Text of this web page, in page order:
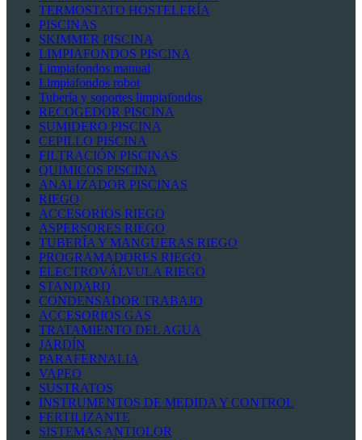
TERMOSTATO HOSTELERÍA
PISCINAS
SKIMMER PISCINA
LIMPIAFONDOS PISCINA
Limpiafondos manual
Limpiafondos robot
Tubería y soportes limpiafondos
RECOGEDOR PISCINA
SUMIDERO PISCINA
CEPILLO PISCINA
FILTRACIÓN PISCINAS
QUÍMICOS PISCINA
ANALIZADOR PISCINAS
RIEGO
ACCESORIOS RIEGO
ASPERSORES RIEGO
TUBERÍA Y MANGUERAS RIEGO
PROGRAMADORES RIEGO
ELECTROVÁLVULA RIEGO
STANDARD
CONDENSADOR TRABAJO
ACCESORIOS GAS
TRATAMIENTO DEL AGUA
JARDÍN
PARAFERNALIA
VAPEO
SUSTRATOS
INSTRUMENTOS DE MEDIDA Y CONTROL
FERTILIZANTE
SISTEMAS ANTIOLOR